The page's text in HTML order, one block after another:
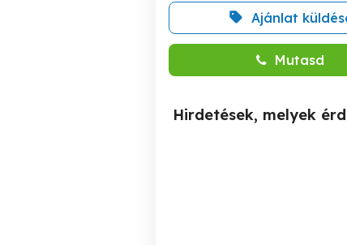
Ajánlat
Mutasd
Hirdetések, melyek